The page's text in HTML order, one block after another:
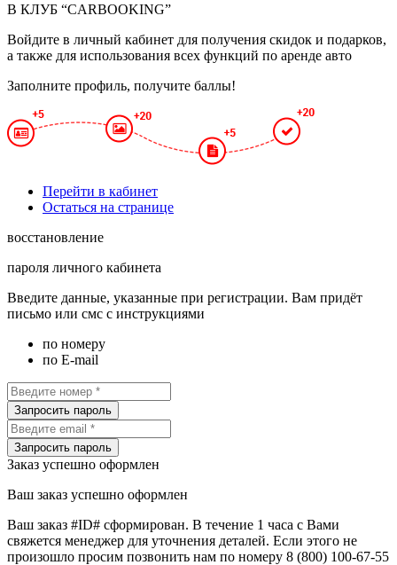
В КЛУБ “CARBOOKING”
Войдите в личный кабинет для получения скидок и подарков,
а также для использования всех функций по аренде авто
Заполните профиль, получите баллы!
Перейти в кабинет
Остаться на странице
восстановление
пароля личного кабинета
Введите данные, указанные при регистрации. Вам придёт
письмо или смс с инструкциями
по номеру
по E-mail
Запросить пароль
Запросить пароль
Заказ успешно оформлен
Ваш заказ успешно оформлен
Ваш заказ #ID# сформирован. В течение 1 часа с Вами
свяжется менеджер для уточнения деталей. Если этого не
произошло просим позвонить нам по номеру 8 (800) 100-67-55